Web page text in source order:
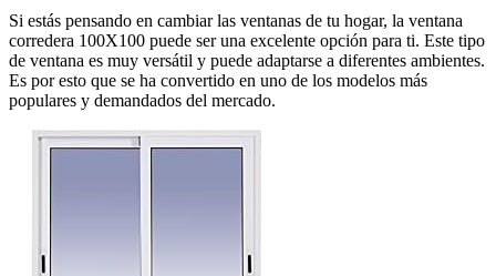
Si estás pensando en cambiar las ventanas de tu hogar, la ventana
corredera 100X100 puede ser una excelente opción para ti. Este tipo
de ventana es muy versátil y puede adaptarse a diferentes ambientes.
Es por esto que se ha convertido en uno de los modelos más
populares y demandados del mercado.